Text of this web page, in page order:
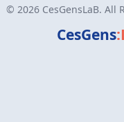
© 2026 CesGensLaB. All
CesGens